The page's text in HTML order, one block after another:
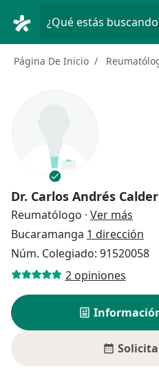
¿Qué estás
Página De Inicio
Dr. Carlos Andrés
Reumatólogo · Ver más
Bucaramanga 1 dirección
Núm. Colegiado: 91520058
2 opiniones